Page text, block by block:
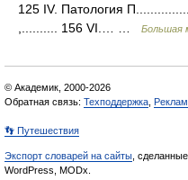
125 IV. Патология
,.......... 156 VІ.… …
Большая
© Академик, 2000-2026
Обратная связь: Техподдержка
👣 Путешествия
Экспорт словарей на сайты ,
WordPress, MODx.